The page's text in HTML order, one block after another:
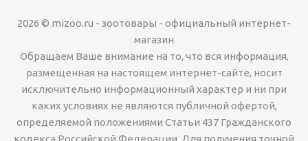
2026 © mizoo.ru - зоотовары - официальный интернет-
магазин
Обращаем Ваше внимание на то, что вся информация,
размещенная на настоящем интернет-сайте, носит
исключительно информационный характер и ни при
каких условиях не являются публичной офертой,
определяемой положениями Статьи 437 Гражданского
кодекса Российской Федерации. Для получения точной